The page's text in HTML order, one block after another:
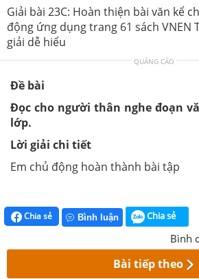
Giải bài 23C: Hoàn thiện bài văn kể
động ứng dụng trang 61 sách VNEN
giải dễ hiểu
QUẢNG CÁO
Đề bài
Đọc cho người thân nghe đoạn
lớp.
Lời giải chi tiết
Em chủ động hoàn thành bài tập
Chia sẻ Bình luận Chia sẻ
Bình
Bài tiếp theo